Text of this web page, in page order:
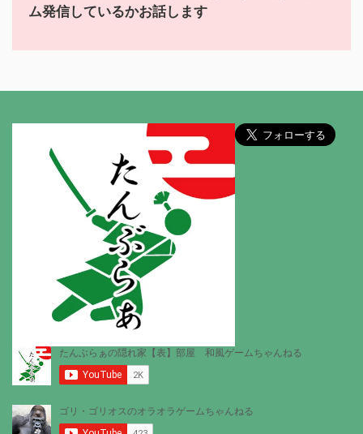
ム発信しているかお話します